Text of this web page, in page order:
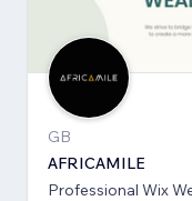
GB
AFRICAMILE
Professional Wix